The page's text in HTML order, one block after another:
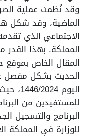
وقد نُظمت عملية
الماضية، وقد شكل
الاجتماعي الذي
المملكة. بهذا
المقال الخاص بموقع
الحديث بشكل مفصل
اليوم
للمستفيدين من
البرنامج والتسجيل
للوزارة في المملكة